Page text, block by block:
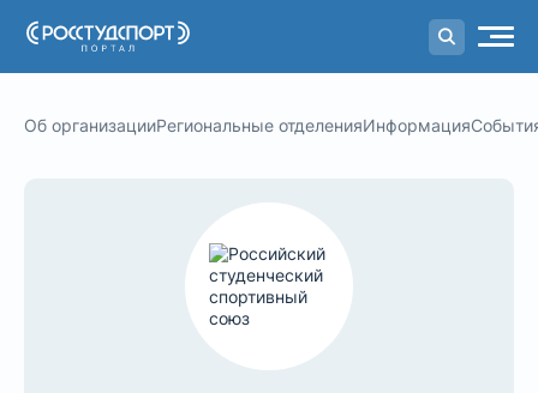
Порталстуденческого спорта
Об организацииРегиональные отделенияИнформация